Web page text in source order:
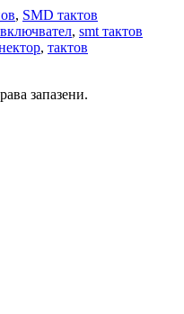
, SMD тактов
, smt тактов
, тактов
запазени.